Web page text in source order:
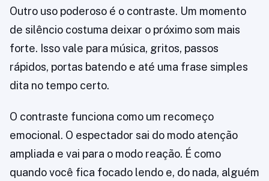
Outro uso poderoso é o contraste. Um momento
de silêncio costuma deixar o próximo som mais
forte. Isso vale para música, gritos, passos
rápidos, portas batendo e até uma frase simples
dita no tempo certo.
O contraste funciona como um recomeço
emocional. O espectador sai do modo atenção
ampliada e vai para o modo reação. É como
quando você fica focado lendo e, do nada, alguém